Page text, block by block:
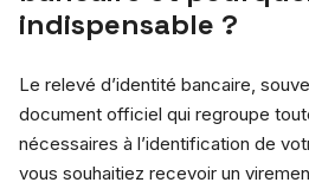
indispensable ?
Le relevé d’identité bancaire,
document officiel qui regroupe
nécessaires à l’identification de
vous souhaitiez recevoir un